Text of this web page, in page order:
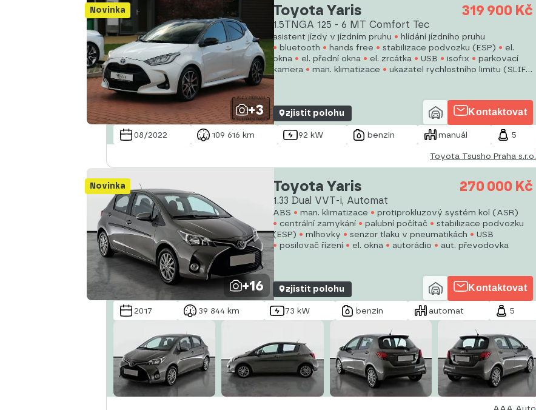
Novinka
+3
Toyota Yaris
1.5TNGA 125 - 6 MT Comfort Tec
319 900 Kč
asistent jízdy v jízdním pruhu
hlídání jízdního pruhu
bluetooth
hands free stabilizace podvozku (ESP)
el.
okna
el. přední okna el. zrcátka USB isofix
parkovací
kamera
man. klimatizace
ukazatel rychlostního limitu (SLIF)
zjistit polohu Kontaktovat
08/2022 109 616 km 92 kW benzin manuál 5
Toyota Tsusho Praha s.r.o.
Novinka
+16
Toyota Yaris
1.33 Dual VVT-i, Automat
270 000 Kč
ABS man. klimatizace
protiprokluzový systém kol (ASR)
centrální zamykání
palubní počítač
stabilizace podvozku
(ESP)
mlhovky senzor tlaku v pneumatikách
USB
posilovač řízení
el. okna autorádio aut. převodovka
zjistit polohu Kontaktovat
2017 39 844 km 73 kW benzin automat 5